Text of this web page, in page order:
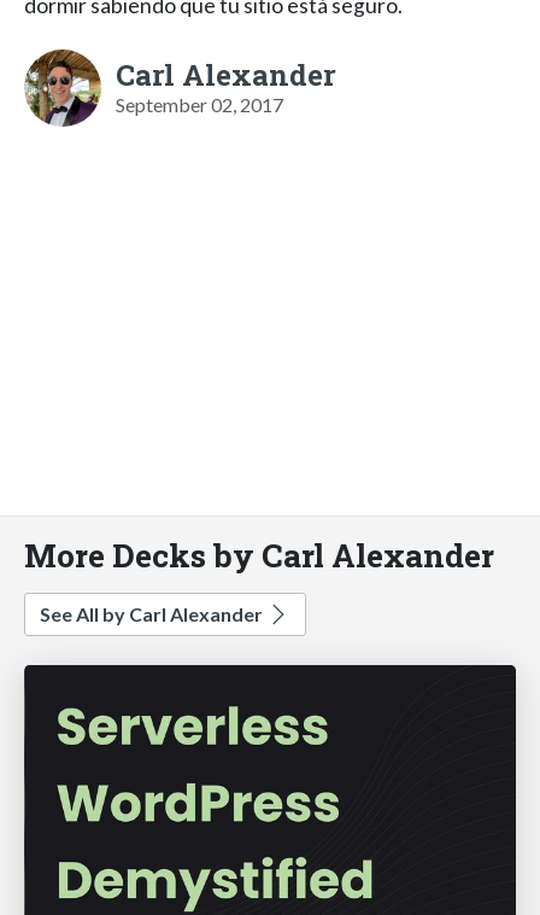
dormir sabiendo que tu sitio está seguro.
Carl Alexander
September 02, 2017
More Decks by Carl Alexander
See All by Carl Alexander